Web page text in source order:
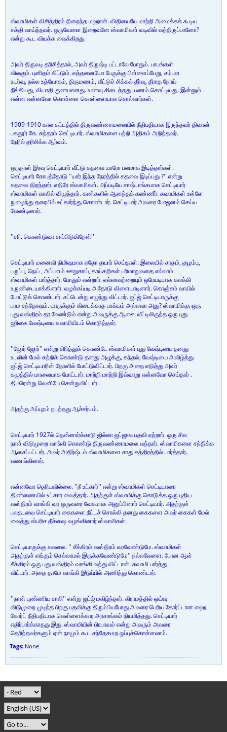
ஸ்வாமிகள் விசித்திரம் நிறைந்த மஹான். விதியையே மாற்றி அமைக்கக் கூடிய
சக்தி வாய்ந்தவர். ஒருவேளை இறைவனே ஸ்வாமிகள் வடிவில் வந்திருப்பானோ?
என்று கூட வியக்க வைக்கிறது.
அவர் திருவடி தரிசித்தால், அவர் திருஷ்டி பட்டாலே போதும். பாபங்கள்
விலகும். புனிதம் கிட்டும். எத்தனையோ பேருக்கு பிள்ளைப்பேறு, சம்பள
உயர்வு, நல்ல உத்யோகம், திருமணம், வீட்டுச் சிக்கல் தீர்வு, தீராத நோய்
நீங்கியது, வியாதி குணமானது. உணவு கிடைத்தது. பணம் கொட்டியது. இன்னும்
என்ன என்னவோ கொள்ளை கொள்ளையாக சொல்வார்கள்.
1909-1910 கால கட்டத்தில் திருவண்ணாமலையில் நீதிபதியாக இருந்தவர் திவான்
பகதூர் கே. சுந்தரம் செட்டியார். ஸ்வாமிகளை பற்றி அதிகம் அறிந்தவர்.
நேரில் தரிசிக்க ஆர்வம்.
ஒருநாள் இரவு செட்டியார் வீட்டு கதவை யாரோ பலமாக இடித்தார்கள்.
செட்டியார் கோபத்தோடு ''யார் இந்த நேரத்தில் கதவை இடிப்பது ?'' என்று
கதவை திறந்தார். எதிரே ஸ்வாமிகள். அப்படியே சாஷ்டாங்கமாக செட்டியார்
ஸ்வாமிகள் காலில் விழுந்தார். கண்களில் ஆனந்தக் கண்ணீர். சுவாமிகள் உள்ளே
நுழைந்து தரையில் உட்கார்ந்து கொண்டார். செட்டியார் அவரை போஜனம் செய்ய
வேண்டினார்.
''சரி. கொண்டுவா சாப்பிடுகிறேன்''
செட்டியார் மனைவி நிமிஷமாக ஏதோ தயார் செய்தாள். இலையில் சாதம், குழம்பு,
பருப்பு, நெய் , அப்பளம் ஊறுகாய், காய்கறிகள் பரிமாறுவதை எல்லாம்
ஸ்வாமிகள் பார்த்தார். போதும் என்றார். எல்லாவற்றையும் ஒரேயடியாக கலக்கி
உருண்டையாக்கினார். வழக்கப்படி அதோடு விளையாடினார். கொஞ்சம் வாயில்
போட்டுக் கொண்டார். சட்டென்று எழுந்து விட்டார். ஜட்ஜ் செட்டியாருக்கு
பரம சந்தோஷம். யாருக்கும் கிடைக்காத பாக்யம் அல்லவா அது? ஸ்வாமிக்கு ஒரு
புது வஸ்திரம் தர வேண்டும் என்று அவருக்கு ஆசை. வீட்டிலிருந்த ஒரு புது
ஜரிகை வேஷ்டியை சுவாமியிடம் கொடுத்தார்.
''ஜோர் ஜோர்'' என்று சிரித்துக் கொண்டே ஸ்வாமிகள் புது வேஷ்டியை தனது
உடலின் மேல் சுற்றிக் கொண்டு தனது அழுக்கு, கந்தல், வேஷ்டியை அவிழ்த்து
ஜட்ஜ் செட்டியாரின் தோளில் போட்டுவிட்டார். பிறகு அதை எடுத்து அவர்
கழுத்தில் மாலையாக போட்டார். மாற்றி மாற்றி இவ்வாறு என்னவோ செய்தார் .
திடீரென்று வெளியே சென்றுவிட்டார்.
அதற்கு அப்புறம் நடந்தது ஆச்சர்யம்.
செட்டியார் 1927ல் தென்னார்க்காடு ஜில்லா ஜட்ஜாக பதவி ஏற்றார். ஓரு சில
நாள் விடுமுறை வாங்கி கொண்டு திருவண்ணாமலை வந்தார். ஸ்வாமிகளை சந்திக்க
ஆசைப்பட்டார். அவர் அதிர்ஷ்டம் ஸ்வாமிகளை சாது சத்திரத்தில் பார்த்தார்.
வணங்கினார்.
என்னவோ தெரியவில்லை. ''நீ உட்கார்'' என்று ஸ்வாமிகள் செட்டியாரை
திண்ணையில் உட்கார வைத்தார். அதற்குள் ஸ்வாமிக்கு கொடுக்க ஒரு புதிய
வஸ்திரம் வாங்கி வர ஒருவரை வேகமாக அனுப்பினார் செட்டியார். அதற்குள்
பலதடவை செட்டியார் கைகளை நீட்டச் சொல்லி தனது கைகளை அவர் கைகள் மேல்
வைத்து ஸ்பரிச தீக்ஷை வழங்கினார் ஸ்வாமிகள்.
செட்டியாருக்கு கவலை. '' சீக்கிரம் வஸ்திரம் வரவேண்டுமே. ஸ்வாமிகள்
அதற்குள் எங்கும் செல்லாமல் இருக்கவேண்டுமே'' நல்லவேளை. போன ஆள்
சீக்கிரம் ஒரு புது வஸ்திரம் வாங்கி வந்து விட்டான். சுவாமி பார்த்து
விட்டார். அதை தாமே வாங்கி இடுப்பில் அணிந்து கொண்டார்.
''நான் புண்ணிய சாலி'' என்று ஜட்ஜ் மகிழ்ந்தார். கிராமத்தில் ஒய்வு
விடுமுறை முடிந்த பிறகு பதவிக்கு திரும்பியபோது அவரை பெரிய கோர்ட்டான ஹை
கோர்ட் நீதிபதியாக வெள்ளைக்கார அரசாங்கம் நியமித்தது. செட்டியார்
எதிர்பார்க்காதது இது. ஸ்வாமியின் பிரபாவம் என்று அவரும் அவரை
தெரிந்தவர்களும் ஏன் நாமும் கூட சந்தேகமற ஒப்புக்கொள்ளலாம்.
Tags: None